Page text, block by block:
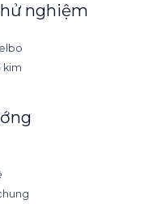
nghiệm
kim